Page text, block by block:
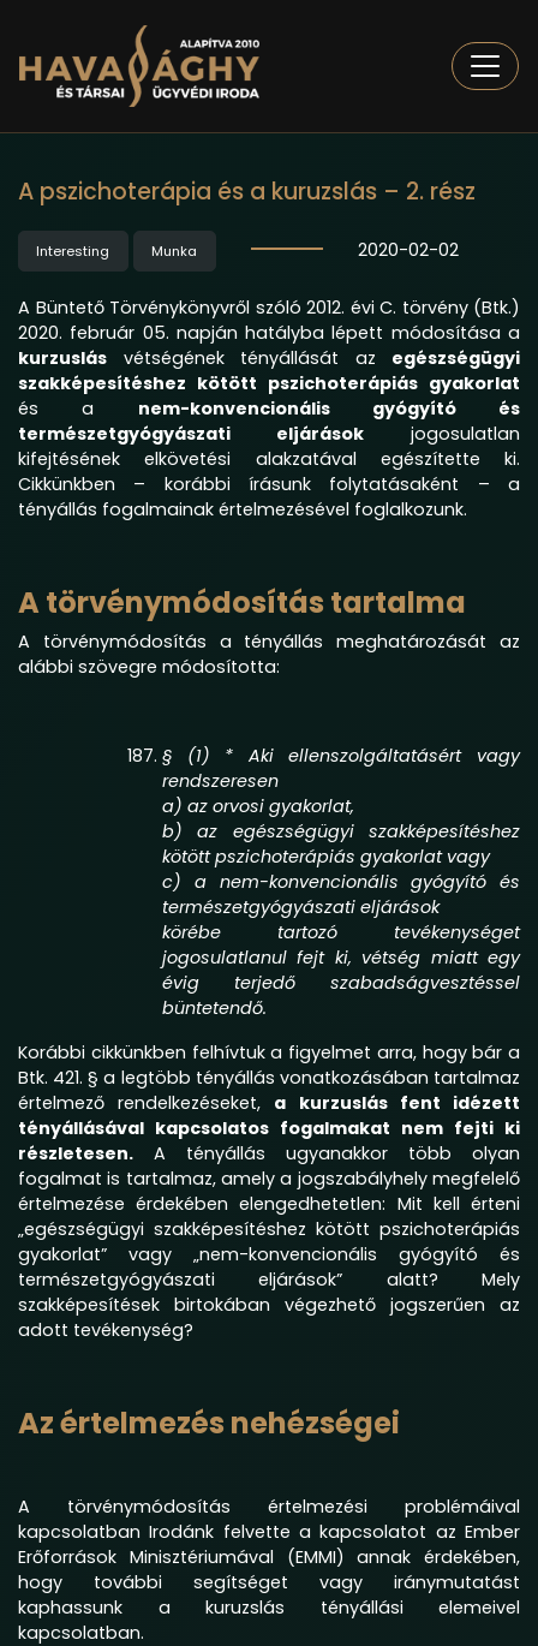
A pszichoterápia és a kuruzslás – 2. rész
Interesting Munka 2020-02-02
A Büntető Törvénykönyvről szóló 2012. évi C. törvény (Btk.)
2020. február 05. napján hatályba lépett módosítása a
kurzuslás vétségének tényállását az egészségügyi
szakképesítéshez kötött pszichoterápiás gyakorlat
és a nem-konvencionális gyógyító és
természetgyógyászati eljárások jogosulatlan
kifejtésének elkövetési alakzatával egészítette ki.
Cikkünkben – korábbi írásunk folytatásaként – a
tényállás fogalmainak értelmezésével foglalkozunk.
A törvénymódosítás tartalma
A törvénymódosítás a tényállás meghatározását az
alábbi szövegre módosította:
§ (1) * Aki ellenszolgáltatásért vagy
rendszeresen
a) az orvosi gyakorlat,
b) az egészségügyi szakképesítéshez
kötött pszichoterápiás gyakorlat vagy
c) a nem-konvencionális gyógyító és
természetgyógyászati eljárások
körébe tartozó tevékenységet
jogosulatlanul fejt ki, vétség miatt egy
évig terjedő szabadságvesztéssel
büntetendő.
Korábbi cikkünkben felhívtuk a figyelmet arra, hogy bár a
Btk. 421. § a legtöbb tényállás vonatkozásában tartalmaz
értelmező rendelkezéseket, a kurzuslás fent idézett
tényállásával kapcsolatos fogalmakat nem fejti ki
részletesen. A tényállás ugyanakkor több olyan
fogalmat is tartalmaz, amely a jogszabályhely megfelelő
értelmezése érdekében elengedhetetlen: Mit kell érteni
„egészségügyi szakképesítéshez kötött pszichoterápiás
gyakorlat” vagy „nem-konvencionális gyógyító és
természetgyógyászati eljárások” alatt? Mely
szakképesítések birtokában végezhető jogszerűen az
adott tevékenység?
Az értelmezés nehézségei
A törvénymódosítás értelmezési problémáival
kapcsolatban Irodánk felvette a kapcsolatot az Ember
Erőforrások Minisztériumával (EMMI) annak érdekében,
hogy további segítséget vagy iránymutatást
kaphassunk a kuruzslás tényállási elemeivel
kapcsolatban.